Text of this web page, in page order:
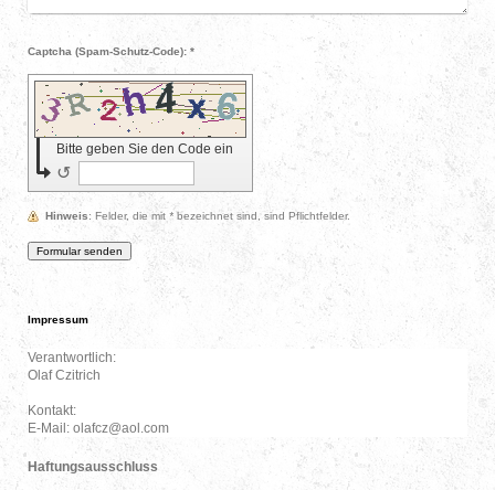
Captcha (Spam-Schutz-Code): *
Bitte geben Sie den Code ein
↺
Hinweis : Felder, die mit *bezeichnet sind, sind Pflichtfelder.
Impressum
Verantwortlich:
Olaf Czitrich
Kontakt:
E-Mail: olafcz@aol.com
Haftungsausschluss